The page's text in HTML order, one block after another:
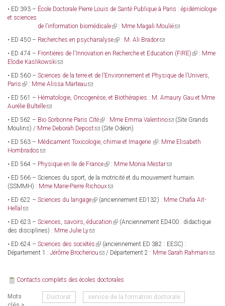
sends
e-
mail)
• ED 393 – École Doctorale Pierre Louis de Santé Publique à Paris : épidémiologie
et sciences
de l’information biomédicale(link
external)
: Mme Magali Moulié(link
mail)
• ED 450 – Recherches en psychanalyse(link
external)
: M. Ali Brador(link
e-
• ED 474 – Frontières de l'Innovation en Recherche et Education (FIRE) (link
: Mme
Elodie Kaslikowski (link
e-
mail)
• ED 560 – Sciences de la terre et de l’Environnement et Physique de l’Univers,
Paris (link
external)
: Mme Alissa Marteau (link
e-
• ED 561 – Hématologie, Oncogenèse, et Biothérapies : M. Amaury Gau et Mme
Aurélie Bultelle(link
e-
mail)
• ED 562 – Bio Sorbonne Paris Cité(link
is
: Mme Emma Valentino(link
mail)
(Site Grands
Moulins) / Mme Deborah Depost(link
e-
(Site Odéon)
• ED 563 – Médicament Toxicologie, chimie et Imagerie (link
: Mme Elisabeth
Hombrados (link
e-
mail)
• ED 564 – Physique en Ile de France(link
external)
: Mme Monia Mestar(link
e-
• ED 566 – Sciences du sport, de la motricité et du mouvement humain
(SSMMH) : Mme Marie-Pierre Richoux(link
e-
• ED 622 – Sciences du langage(link(anciennement ED132) : Mme Chafia Ait-
Hellal (link
e-
mail)
• ED 623 – Sciences, savoirs, éducation (link(Anciennement ED400 : didactique
des disciplines) : Mme Julie Ly(link
e-
mail)
• ED 624 – Sciences des sociétés (link
is
(anciennement ED 382 : EESC) :
Département 1 : Jérôme Brocheriou (link
mail)
/ Département 2 : Mme Sarah Rahmani (link
Contacts complets des écoles doctorales
Mots
Doctorat service de la formation doctorale